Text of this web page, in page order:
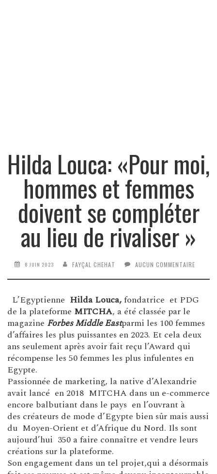
Hilda Louca: «Pour moi,
hommes et femmes
doivent se compléter
au lieu de rivaliser »
8 JUIN 2023 FAYÇAL CHEHAT AUCUN COMMENTAIRE
L’Egyptienne Hilda Louca,fondatrice et PDG
de la plateforme MITCHA, a été classée par le
magazine Forbes Middle Eastparmi les 100 femmes
d’affaires les plus puissantes en 2023. Et cela deux
ans seulement après avoir fait reçu l’Award qui
récompense les 50 femmes les plus infulentes en
Egypte.
Passionnée de marketing, la native d’Alexandrie
avait lancé en 2018 MITCHA dans un e-commerce
encore balbutiant dans le pays en l’ouvrant à
des créateurs de mode d’Egypte bien sûr mais aussi
du Moyen-Orient et d’Afrique du Nord. Ils sont
aujourd’hui 350 a faire connaître et vendre leurs
créations sur la plateforme.
Son engagement dans un tel projet,qui a désormais